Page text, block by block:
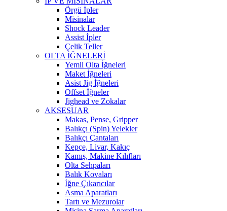
Örgü İpler
Misinalar
Shock Leader
Assist İpler
Çelik Teller
OLTA İĞNELERİ
Yemli Olta İğneleri
Maket İğneleri
Asist Jig İğneleri
Offset İğneler
Jighead ve Zokalar
AKSESUAR
Makas, Pense, Gripper
Balıkçı (Spin) Yelekler
Balıkçı Çantaları
Kepçe, Livar, Kakıç
Kamış, Makine Kılıfları
Olta Sehpaları
Balık Kovaları
İğne Çıkarıcılar
Asma Aparatları
Tartı ve Mezurolar